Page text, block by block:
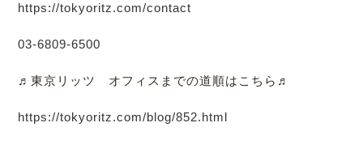
https://tokyoritz.com/contact
03-6809-6500
♬東京リッツ オフィスまでの道順はこちら♬
https://tokyoritz.com/blog/852.html